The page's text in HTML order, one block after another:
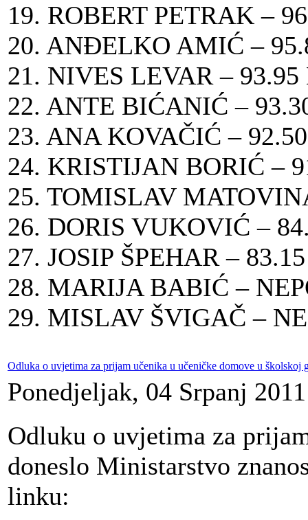
19. ROBERT PETRAK –
20. ANĐELKO AMIĆ –
21. NIVES LEVAR –
22. ANTE BIĆANIĆ –
23. ANA KOVAČIĆ –
24. KRISTIJAN BORIĆ –
25. TOMISLAV
26. DORIS VUKOVIĆ –
27. JOSIP ŠPEHAR –
28. MARIJA BABIĆ –
29. MISLAV ŠVIGAČ –
Odluka o uvjetima za prijam učenika u učeničke domove u školskoj
Ponedjeljak, 04 Srpanj
Odluku o uvjetima za
doneslo Ministarstvo
linku: